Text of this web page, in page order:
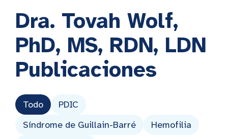
Dra. Tovah Wolf,
PhD, MS, RDN, LDN
Publicaciones
Todo
PDIC
Síndrome de Guillain-Barré
Hemofilia